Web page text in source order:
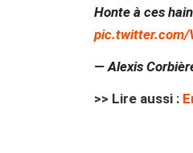
Honte à ces
pic.twitter.com/
— Alexis
>> Lire aussi :